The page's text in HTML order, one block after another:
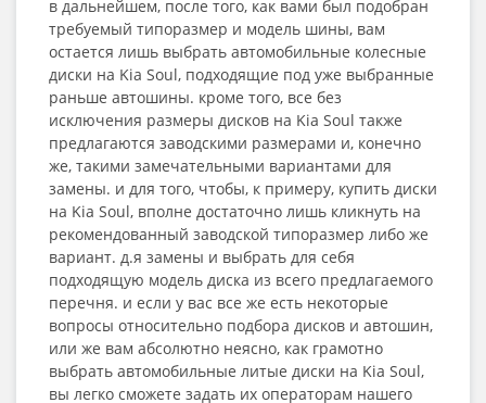
в дальнейшем, после того, как вами был подобран
требуемый типоразмер и модель шины, вам
остается лишь выбрать автомобильные колесные
диски на Kia Soul, подходящие под уже выбранные
раньше автошины. кроме того, все без
исключения размеры дисков на Kia Soul также
предлагаются заводскими размерами и, конечно
же, такими замечательными вариантами для
замены. и для того, чтобы, к примеру, купить диски
на Kia Soul, вполне достаточно лишь кликнуть на
рекомендованный заводской типоразмер либо же
вариант. д.я замены и выбрать для себя
подходящую модель диска из всего предлагаемого
перечня. и если у вас все же есть некоторые
вопросы относительно подбора дисков и автошин,
или же вам абсолютно неясно, как грамотно
выбрать автомобильные литые диски на Kia Soul,
вы легко сможете задать их операторам нашего